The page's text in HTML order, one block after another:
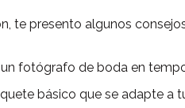
te presento algunos
fotógrafo de boda en
básico que se adapte a